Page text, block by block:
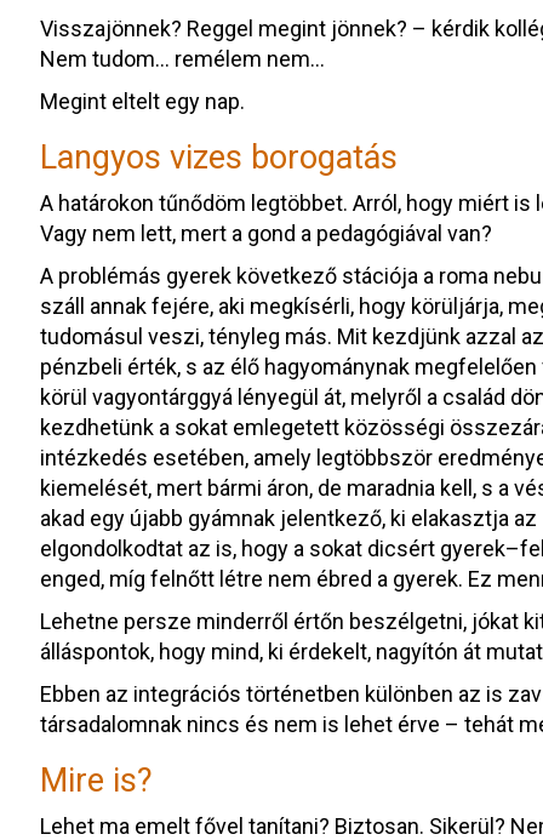
Visszajönnek? Reggel megint jönnek? – kérdik
Nem tudom… remélem nem…
Megint eltelt egy nap.
Langyos vizes borogatás
A határokon tűnődöm legtöbbet. Arról, hogy miért
Vagy nem lett, mert a gond a pedagógiával van?
A problémás gyerek következő stációja a roma
száll annak fejére, aki megkísérli, hogy körüljárja,
tudomásul veszi, tényleg más. Mit kezdjünk azzal
pénzbeli érték, s az élő hagyománynak
körül vagyontárggyá lényegül át, melyről a család
kezdhetünk a sokat emlegetett közösségi
intézkedés esetében, amely legtöbbször
kiemelését, mert bármi áron, de maradnia kell, s a
akad egy újabb gyámnak jelentkező, ki elakasztja
elgondolkodtat az is, hogy a sokat dicsért
enged, míg felnőtt létre nem ébred a gyerek. Ez
Lehetne persze minderről értőn beszélgetni, jókat
álláspontok, hogy mind, ki érdekelt, nagyítón át
Ebben az integrációs történetben különben az is
társadalomnak nincs és nem is lehet érve – tehát
Mire is?
Lehet ma emelt fővel tanítani? Biztosan. Sikerül?